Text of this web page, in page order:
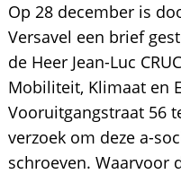
Op 28 december is
Versavel een brief
de Heer Jean-Luc
Mobiliteit, Klimaat en
Vooruitgangstraat 56
verzoek om deze a-
schroeven. Waarvoor